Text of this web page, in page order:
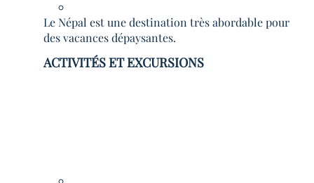
Le Népal est une destination très abordable pour
des vacances dépaysantes.
ACTIVITÉS ET EXCURSIONS